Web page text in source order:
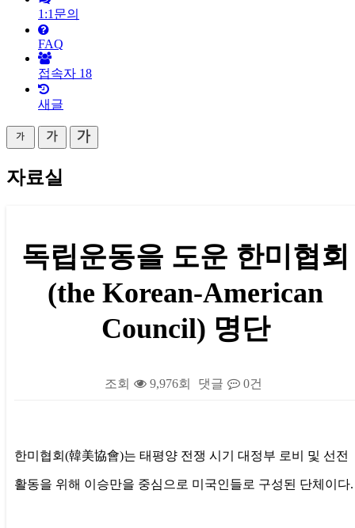
1:1문의
FAQ
접속자 18
새글
자료실
독립운동을 도운 한미협회
(the Korean-American
Council) 명단
조회 9,976회 댓글 0건
한미협회(韓美協會)는 태평양 전쟁 시기 대정부 로비 및 선전
활동을 위해 이승만을 중심으로 미국인들로 구성된 단체이다.